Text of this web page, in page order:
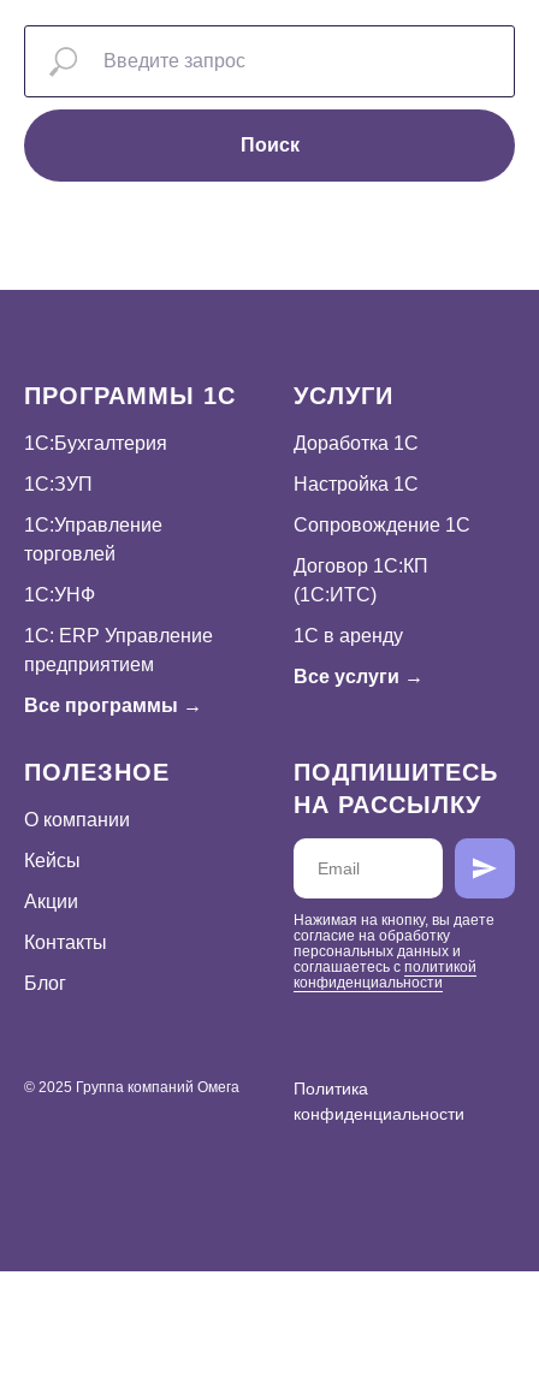
Поиск
ПРОГРАММЫ 1С
1С:Бухгалтерия
1С:ЗУП
1С:Управление
торговлей
1С:УНФ
1С: ERP Управление
предприятием
Все программы →
УСЛУГИ
Доработка 1С
Настройка 1С
Сопровождение 1С
Договор 1С:КП
(1С:ИТС)
1С в аренду
Все услуги →
ПОЛЕЗНОЕ
О компании
Кейсы
Акции
Контакты
Блог
ПОДПИШИТЕСЬ
НА РАССЫЛКУ
Нажимая на кнопку, вы даете
согласие на обработку
персональных данных и
соглашаетесь c политикой
конфиденциальности
© 2025 Группа компаний Омега
Политика
конфиденциальности